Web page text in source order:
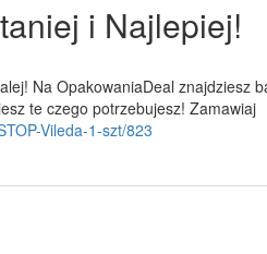
i Najlepiej!
Na OpakowaniaDeal znajdziesz
te czego potrzebujesz! Zamawiaj
Vileda-1-szt/823